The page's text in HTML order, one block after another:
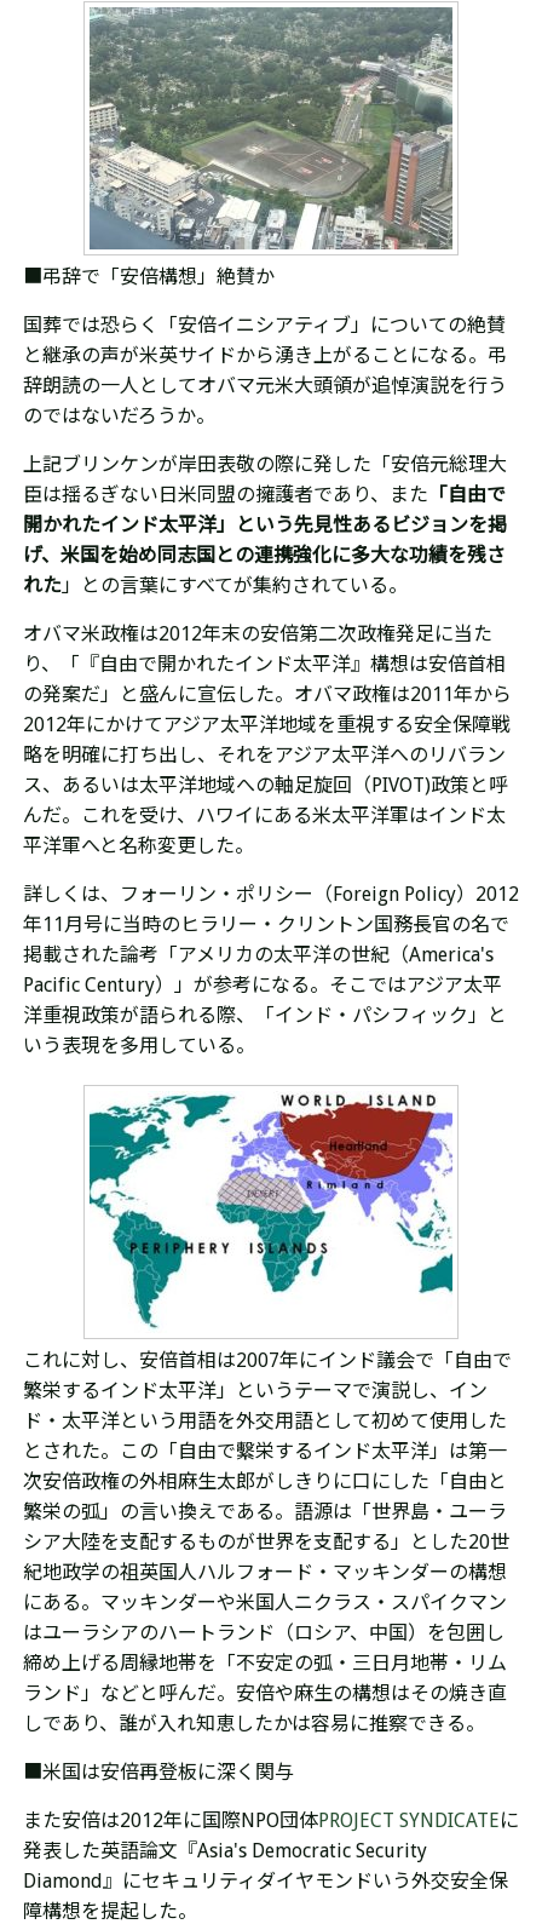
■弔辞で「安倍構想」絶賛か
国葬では恐らく「安倍イニシアティブ」についての絶賛
と継承の声が米英サイドから湧き上がることになる。弔
辞朗読の一人としてオバマ元米大頭領が追悼演説を行う
のではないだろうか。
上記ブリンケンが岸田表敬の際に発した「安倍元総理大
臣は揺るぎない日米同盟の擁護者であり、また 「自由で
開かれたインド太平洋」という先見性あるビジョンを掲
げ、米国を始め同志国との連携強化に多大な功績を残さ
れた」との言葉にすべてが集約されている。
オバマ米政権は2012年末の安倍第二次政権発足に当た
り、「『自由で開かれたインド太平洋』 構想は安倍首相
の発案だ」と盛んに宣伝した。オバマ政権は2011年から
2012年にかけてアジア太平洋地域を重視する安全保障戦
略を明確に打ち出し、それをアジア太平洋へのリバラン
ス、あるいは太平洋地域への軸足旋回（PIVOT)政策と呼
んだ。
これを受け、ハワイにある米太平洋軍はインド太
平洋軍へと名称変更した。
詳しくは、
フォーリン・ポリシー（Foreign Policy）2012
年11月号に当時の ヒラリー・クリントン国務長官の名で
掲載された論考 「アメリカの太平洋の世紀（America's
Pacific Century）」が参考になる。そこではアジア太平
洋重視政策が語られる際、「インド・パシフィック」と
いう表現を多用している。
これに対し、安倍首相は2007年にインド議会で「自由で
繁栄するインド太平洋」というテーマで演説し、 イン
ド・太平洋という用語を外交用語として初めて使用した
とされた。この「自由で繫栄するインド太平洋」は第一
次安倍政権の外相麻生太郎がしきりに口にした「自由と
繁栄の弧」の言い換えである。語源は 「世界島・ユーラ
シア大陸を支配するものが世界を支配する」とした20世
紀地政学の祖英国人ハルフォード・マッキンダーの構想
にある。マッキンダーや米国人ニクラス・スパイクマン
はユーラシアのハートランド（ロシア、中国）を包囲し
締め上げる周縁地帯を「不安定の弧・三日月地帯・リム
ランド」などと呼んだ。安倍や麻生の構想はその焼き直
しであり、誰が入れ知恵したかは容易に推察できる。
■米国は安倍再登板に深く関与
また安倍は2012年に国際NPO団体PROJECT SYNDICATEに
発表した英語論文『Asia's Democratic Security
Diamond』にセキュリティダイヤモンドいう外交安全保
障構想を提起した。